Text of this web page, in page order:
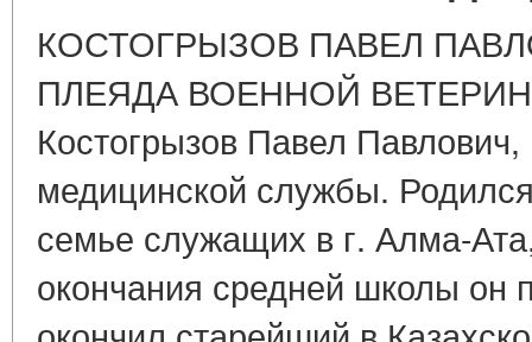
КОСТОГРЫЗОВ ПАВЕЛ
ПЛЕЯДА ВОЕННОЙ
Костогрызов Павел Павлович,
медицинской службы.
семье служащих в г. Алма-
окончания средней школы он